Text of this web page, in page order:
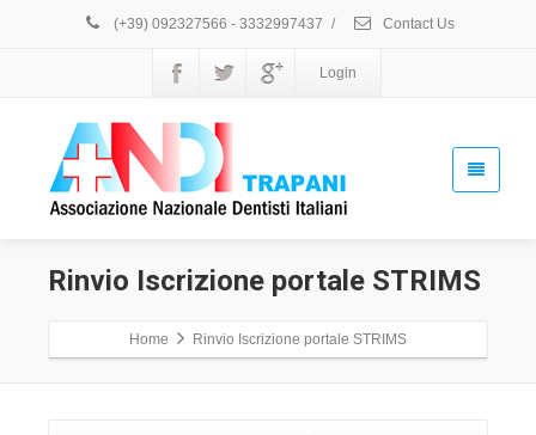
(+39) 092327566 - 3332997437 / Contact Us
Login
Rinvio Iscrizione portale STRIMS
Home Rinvio Iscrizione portale STRIMS